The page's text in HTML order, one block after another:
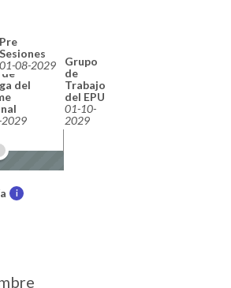
i
de
del
Pre
Sesiones
01-08-2029
Grupo
de
Trabajo
del EPU
01-10-
2029